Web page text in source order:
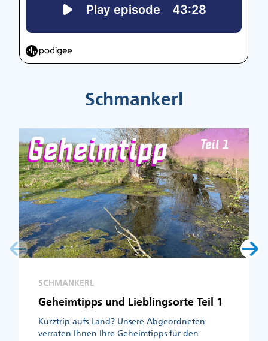
Schmankerl
SCHMANKERL
Geheimtipps und Lieblingsorte Teil 1
Kurztrip aufs Land? Unsere Abgeordneten
verraten Ihnen Ihre Geheimtipps für den